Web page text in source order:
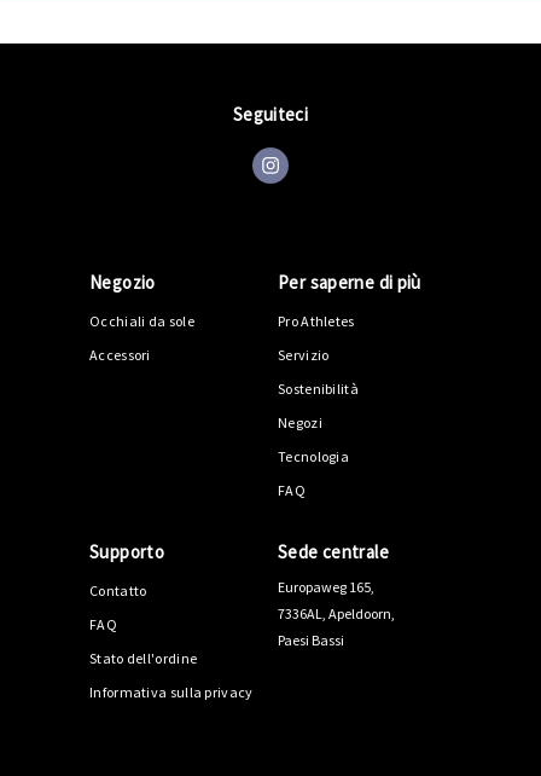
Seguiteci
Negozio
Occhiali da sole
Accessori
Per saperne di più
Pro Athletes
Servizio
Sostenibilità
Negozi
Tecnologia
FAQ
Supporto
Contatto
FAQ
Stato dell'ordine
Informativa sulla privacy
Sede centrale
Europaweg 165,
7336AL, Apeldoorn,
Paesi Bassi